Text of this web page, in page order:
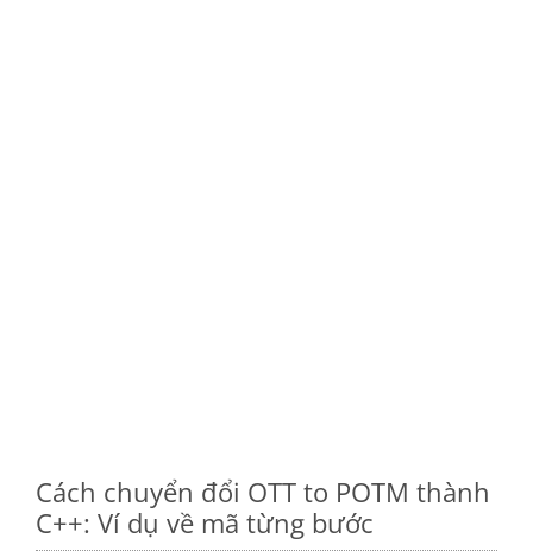
Cách chuyển đổi OTT to POTM thành
C++: Ví dụ về mã từng bước